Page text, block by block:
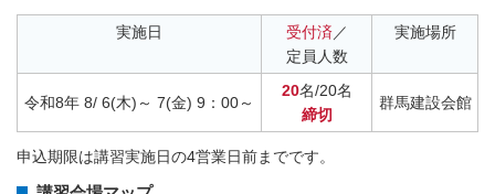
実施日 受付済／
定員人数
実施場所
令和8年 8/ 6(木)～ 7(金) 9：00～
20名/20名
締切
群馬建設会館
申込期限は講習実施日の4営業日前までです。